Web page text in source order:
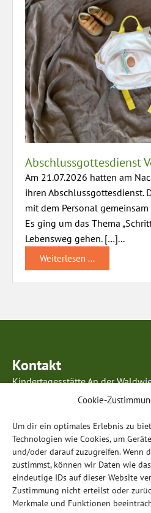
Cookie-
Um dir ein optimales Erlebnis zu
Technologien wie Cookies, um
und/oder darauf zuzugreifen. Wenn
zustimmst, können wir Daten wie
eindeutige IDs auf dieser Website
Zustimmung nicht erteilst oder
Merkmale und Funktionen
Abschlussgottesdienst
Am 21.07.2026 hatten am
ihren Abschlussgottesdienst.
mit dem Personal
Es ging um das Thema
Lebensweg gehen. […]...
Weiterlesen ...
Kontakt
Kindertagesstätte An der
Kurmainzer Ring 63
Telefon: 0 60 28 / 99 85 96 5
E-Mail:info@anderwaldwiese-
Öffnungszeiten
Montag – Donnerstag:
07.00 – 17.00 Uhr